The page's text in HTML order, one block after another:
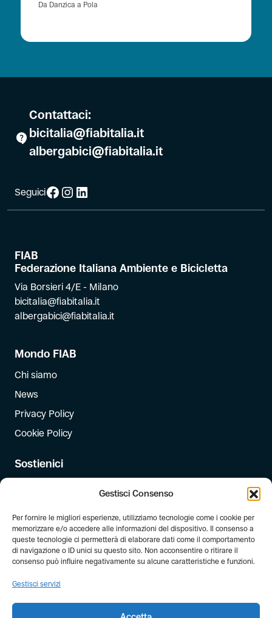
Gestisci Consenso
Per fornire le migliori esperienze, utilizziamo tecnologie come i cookie per
memorizzare e/o accedere alle informazioni del dispositivo. Il consenso a
queste tecnologie ci permetterà di elaborare dati come il comportamento
di navigazione o ID unici su questo sito. Non acconsentire o ritirare il
consenso può influire negativamente su alcune caratteristiche e funzioni.
Gestisci servizi
Da Danzica a Pola
Contattaci:
bicitalia@fiabitalia.it
albergabici@fiabitalia.it
SeguiciFacebook
Instagram
LinkedIn
FIAB
Federazione Italiana Ambiente e Bicicletta
Via Borsieri 4/E - Milano
bicitalia@fiabitalia.it
albergabici@fiabitalia.it
Mondo FIAB
Chi siamo
News
Privacy Policy
Cookie Policy
Sostienici
Dona il 5 per mille
Newsletter